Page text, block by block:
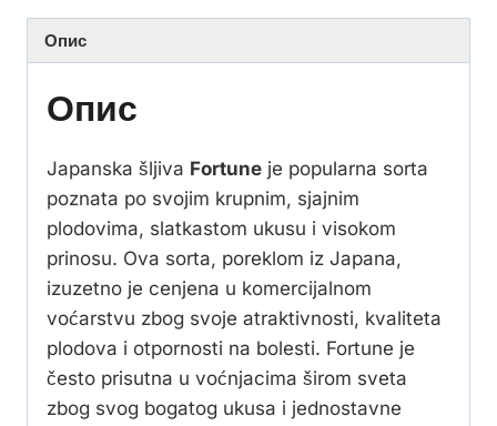
Опис
Опис
Japanska šljiva Fortune je popularna sorta
poznata po svojim krupnim, sjajnim
plodovima, slatkastom ukusu i visokom
prinosu. Ova sorta, poreklom iz Japana,
izuzetno je cenjena u komercijalnom
voćarstvu zbog svoje atraktivnosti, kvaliteta
plodova i otpornosti na bolesti. Fortune je
često prisutna u voćnjacima širom sveta
zbog svog bogatog ukusa i jednostavne